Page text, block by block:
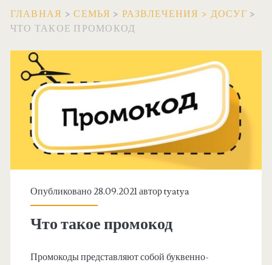
ГЛАВНАЯ >СЕМЬЯ > РАЗВЛЕЧЕНИЯ > ДОСУГ >
ЧТО ТАКОЕ ПРОМОКОД
Опубликовано 28.09.2021 авторtyatya
Что такое промокод
Промокоды представляют собой буквенно-